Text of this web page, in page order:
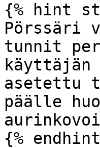
{% hint
Pörssäri
tunnit
käyttäjän
asetettu
päälle
{%